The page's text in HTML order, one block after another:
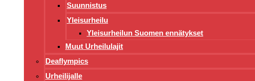
Suunnistus
Yleisurheilu
Yleisurheilun Suomen ennätykset
Muut Urheilulajit
Deaflympics
Urheilijalle